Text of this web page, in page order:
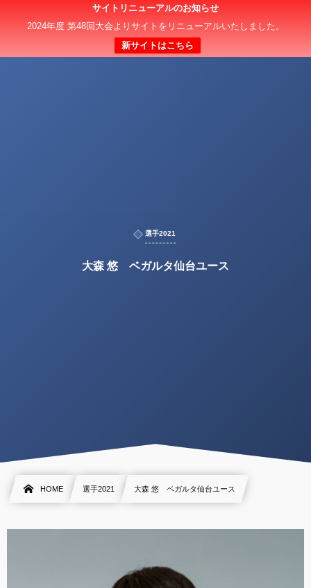
サイトリニューアルのお知らせ
2024年度 第48回大会よりサイトをリニューアルいたしました。
新サイトはこちら
選手2021
大森 悠 ベガルタ仙台ユース
HOME 選手2021 大森 悠 ベガルタ仙台ユース